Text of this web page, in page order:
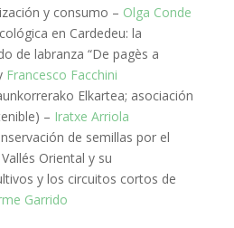
y consumo – Olga Conde
en Cardedeu: la
de labranza “De pagès a
Francesco Facchini
Elkartea; asociación
– Iratxe Arriola
de semillas por el
Oriental y su
y los circuitos cortos de
Garrido